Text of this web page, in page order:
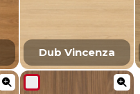
Dub Vincenza